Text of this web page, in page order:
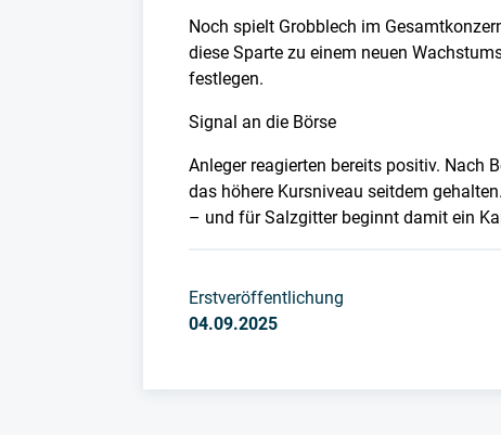
Noch spielt Grobblech im
diese Sparte zu einem neuen
festlegen.
Signal an die Börse
Anleger reagierten bereits positiv. Nach
das höhere Kursniveau seitdem
– und für Salzgitter beginnt damit ein
Erstveröffentlichung
04.09.2025